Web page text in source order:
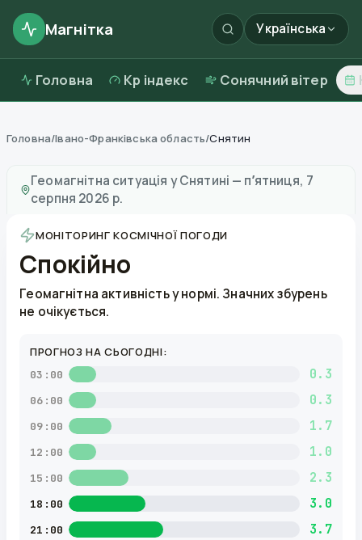
Магнітка Українська
Головна Kp індекс Сонячний вітер
Головна/Івано-Франківська область/Снятин
Геомагнітна ситуація у Снятині — пʼятниця, 7
серпня 2026 р.
МОНІТОРИНГ КОСМІЧНОЇ ПОГОДИ
Спокійно
Геомагнітна активність у нормі. Значних збурень
не очікується.
ПРОГНОЗ НА СЬОГОДНІ:
03:00 0.3
06:00 0.3
09:00 1.7
12:00 1.0
15:00 2.3
18:00 3.0
21:00 3.7